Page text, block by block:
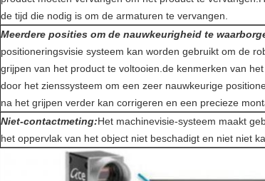
de tijd die nodig is om de armaturen te vervangen.
Meerdere posities om de nauwkeurigheid te
positioneringsvisie systeem kan worden gebruikt om de
grijpen van het product te voltooien.de kenmerken van
door het zienssysteem om een zeer nauwkeurige
na het grijpen verder kan corrigeren en een precieze
Niet-contactmeting:Het machinevisie-systeem maakt
het oppervlak van het object niet beschadigt en niet niet